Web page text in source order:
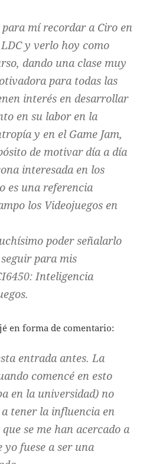
mí recordar a Ciro en
y verlo hoy como
dando una clase muy
para todas las
interés en desarrollar
en su labor en la
y en el Game Jam,
de motivar día a día
interesada en los
es una referencia
los Videojuegos en
poder señalarlo
para mis
Inteligencia
en forma de comentario:
entrada antes. La
comencé en esto
en la universidad) no
a tener la influencia en
se me han acercado a
yo fuese a ser una